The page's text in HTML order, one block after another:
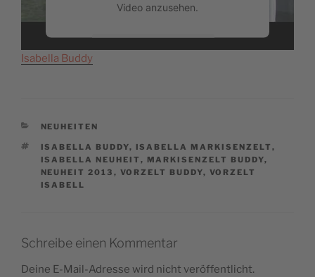
Video anzusehen.
Management Platform
Isabella Buddy
CATEGORIES
NEUHEITEN
TAGS
ISABELLA BUDDY, ISABELLA MARKISENZELT ,
ISABELLA NEUHEIT , MARKISENZELT BUDDY,
NEUHEIT 2013 , VORZELT BUDDY, VORZELT
ISABELL
Schreibe einen Kommentar
Deine E-Mail-Adresse wird nicht veröffentlicht.